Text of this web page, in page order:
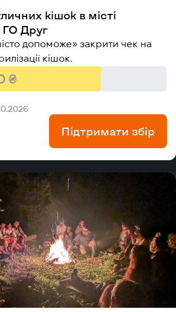
кішок в місті
ГО Друг
допоможе» закрити чек на
кішок.
₴
Підтримати збір